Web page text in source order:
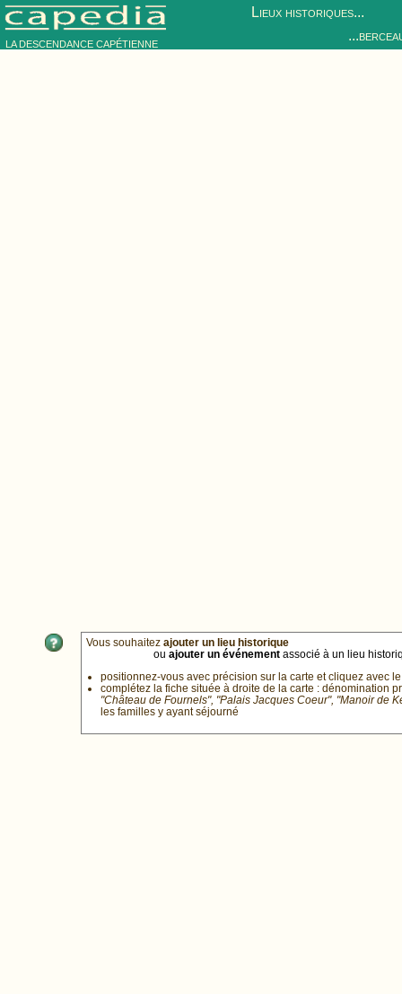
LA DESCENDANCE CAPÉTIENNE
Lieux historiques...
Vous souhaitez ajouter un lieu historique
ou ajouter un événement associé à un lieu
positionnez-vous avec précision sur la carte et cliquez avec
complétez la fiche située à droite de la carte : dénomination
"Château de Fournels", "Palais Jacques Coeur", "Manoir de
les familles y ayant séjourné